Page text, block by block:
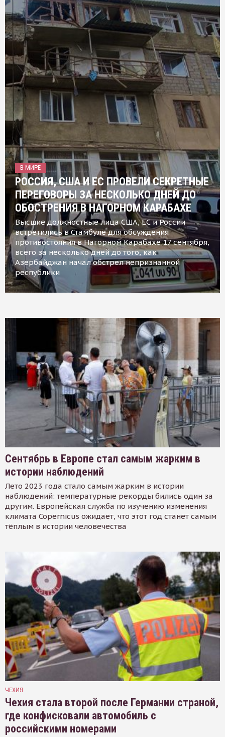
В МИРЕ
РОССИЯ, США И ЕС ПРОВЕЛИ СЕКРЕТНЫЕ
ПЕРЕГОВОРЫ ЗА НЕСКОЛЬКО ДНЕЙ ДО
ОБОСТРЕНИЯ В НАГОРНОМ КАРАБАХЕ
Высшие должностные лица США, ЕС и России
встретились в Стамбуле для обсуждения
противостояния в Нагорном Карабахе 17 сентября,
всего за несколько дней до того, как
Азербайджан начал обстрел непризнанной
республики
Сентябрь в Европе стал самым жарким в
истории наблюдений
Лето 2023 года стало самым жарким в истории
наблюдений: температурные рекорды бились один за
другим. Европейская служба по изучению изменения
климата Copernicus ожидает, что этот год станет самым
тёплым в истории человечества
ЧЕХИЯ
Чехия стала второй после Германии страной,
где конфисковали автомобиль с
российскими номерами